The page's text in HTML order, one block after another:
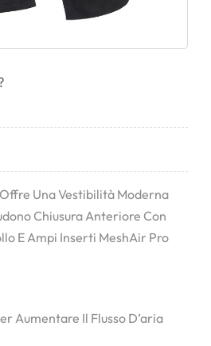
Una Vestibilità Moderna
Chiusura Anteriore Con
E Ampi Inserti MeshAir Pro
Aumentare Il Flusso D’aria